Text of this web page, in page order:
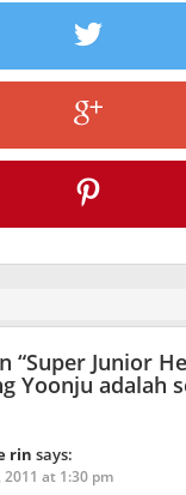
“Super Junior
Yoonju adalah
rin says:
2011 at 1:30 pm